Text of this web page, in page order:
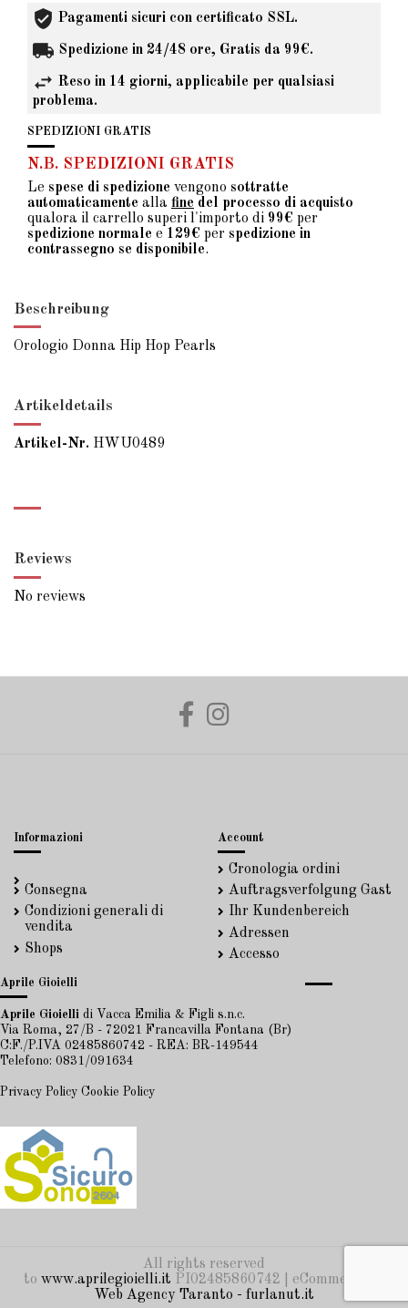
Pagamenti sicuri con certificato SSL.
Spedizione in 24/48 ore, Gratis da 99€.
Reso in 14 giorni, applicabile per qualsiasi
problema.
SPEDIZIONI GRATIS
N.B. SPEDIZIONI GRATIS
Le spese di spedizione vengono sottratte
automaticamente alla fine del processo di acquisto
qualora il carrello superi l'importo di 99€ per
spedizione normale e 129€ per spedizione in
contrassegno se disponibile.
Beschreibung
Orologio Donna Hip Hop Pearls
Artikeldetails
Artikel-Nr. HWU0489
Reviews
No reviews
Informazioni
Consegna
Condizioni generali di
vendita
Shops
Account
Cronologia ordini
Auftragsverfolgung Gast
Ihr Kundenbereich
Adressen
Accesso
Aprile Gioielli
Aprile Gioielli di Vacca Emilia & Figli s.n.c.
Via Roma, 27/B - 72021 Francavilla Fontana (Br)
C:F./P.IVA 02485860742 - REA: BR-149544
Telefono: 0831/091634
Privacy Policy Cookie Policy
All rights reserved
to www.aprilegioielli.it PI02485860742 | eCommerce by
Web Agency Taranto - furlanut.it